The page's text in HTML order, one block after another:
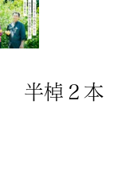
半棹２本